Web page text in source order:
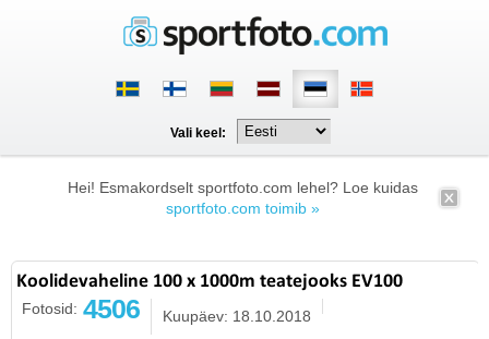
Vali keel:
Hei! Esmakordselt sportfoto.com lehel? Loe kuidas
sportfoto.com toimib »
Koolidevaheline 100 x 1000m teatejooks EV100
Fotosid: 4506 Kuupäev: 18.10.2018